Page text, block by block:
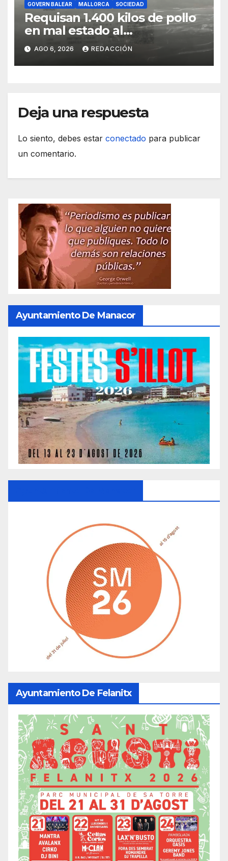
GOVERN BALEAR MALLORCA SOCIEDAD
Requisan 1.400 kilos de pollo
en mal estado al
transportarse sin refrigerar
AGO 6, 2026 REDACCIÓN
Deja una respuesta
Lo siento, debes estar conectado para publicar
un comentario.
Ayuntamiento De Manacor
Ayuntamiento De Felanitx